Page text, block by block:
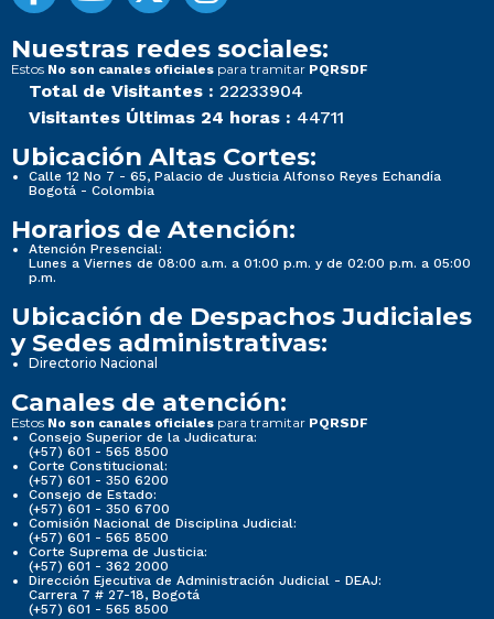
Nuestras redes sociales:
Estos No son canales oficiales para tramitar PQRSDF
Total de Visitantes : 22233904
Visitantes Últimas 24 horas : 44711
Ubicación Altas Cortes:
Calle 12 No 7 - 65, Palacio de Justicia Alfonso Reyes Echandía
Bogotá - Colombia
Horarios de Atención:
Atención Presencial:
Lunes a Viernes de 08:00 a.m. a 01:00 p.m. y de 02:00 p.m. a 05:00
p.m.
Ubicación de Despachos Judiciales
y Sedes administrativas:
Directorio Nacional
Canales de atención:
Estos No son canales oficiales para tramitar PQRSDF
Consejo Superior de la Judicatura:
(+57) 601 - 565 8500
Corte Constitucional:
(+57) 601 - 350 6200
Consejo de Estado:
(+57) 601 - 350 6700
Comisión Nacional de Disciplina Judicial:
(+57) 601 - 565 8500
Corte Suprema de Justicia:
(+57) 601 - 362 2000
Dirección Ejecutiva de Administración Judicial - DEAJ:
Carrera 7 # 27-18, Bogotá
(+57) 601 - 565 8500